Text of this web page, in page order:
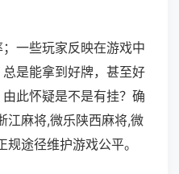
一些玩家反映在游戏中
是能拿到好牌，甚至好
此怀疑是不是有挂？确
江麻将,微乐陕西麻将,微
途径维护游戏公平。